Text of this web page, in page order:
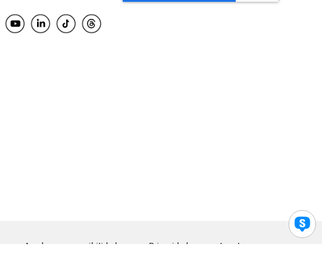
Ayuda para accesibilidad Privacidad Legal